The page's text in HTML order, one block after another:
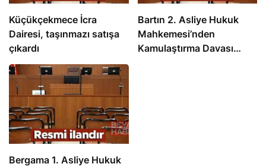
Küçükçekmece İcra
Dairesi, taşınmazı satışa
çıkardı
Bartın 2. Asliye Hukuk
Mahkemesi’nden
Kamulaştırma Davası
Bergama 1. Asliye Hukuk